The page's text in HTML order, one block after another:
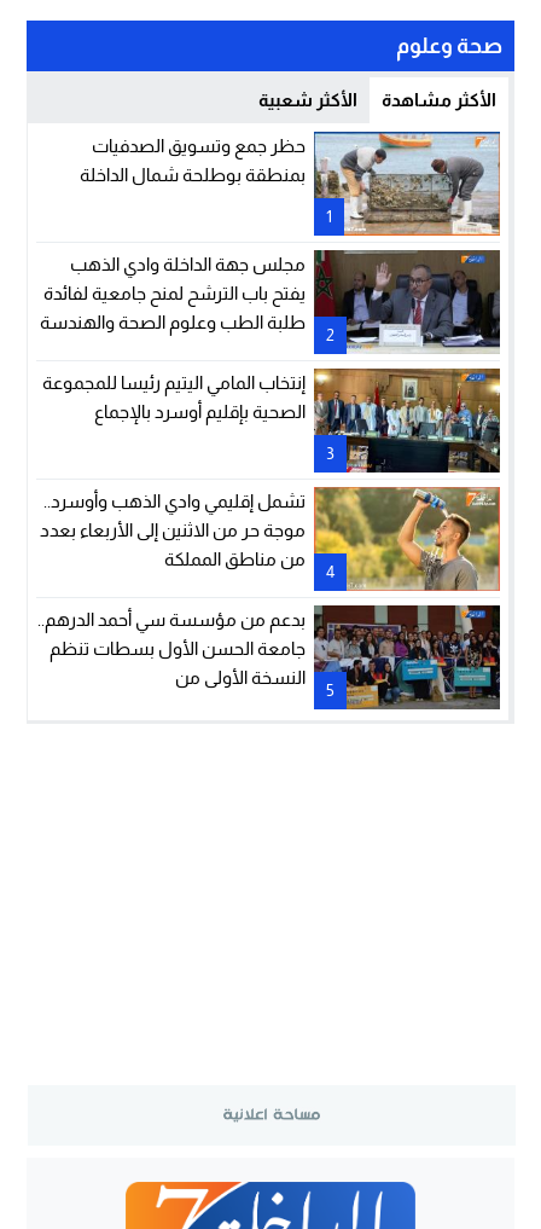
صحة وعلوم
الأكثر مشاهدة الأكثر شعبية
1
حظر جمع وتسويق الصدفيات
بمنطقة بوطلحة شمال الداخلة
2
مجلس جهة الداخلة وادي الذهب
يفتح باب الترشح لمنح جامعية لفائدة
طلبة الطب وعلوم الصحة والهندسة
3
إنتخاب المامي اليتيم رئيسا للمجموعة
الصحية بإقليم أوسرد بالإجماع
4
تشمل إقليمي وادي الذهب وأوسرد..
موجة حر من الاثنين إلى الأربعاء بعدد
من مناطق المملكة
5
بدعم من مؤسسة سي أحمد الدرهم..
جامعة الحسن الأول بسطات تنظم
النسخة الأولى من